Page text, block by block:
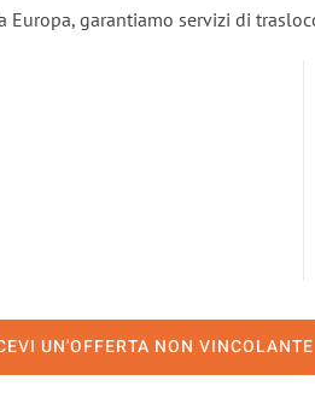
Europa, garantiamo servizi di
UN'OFFERTA NON VINCOLANTE